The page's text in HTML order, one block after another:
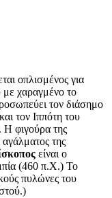
οπλισμένος για
με χαραγμένο το
τον διάσημο
τον Ιππότη του
φιγούρα της
αγάλματος της
είναι ο
(460 π.Χ.) Το
πυλώνες του